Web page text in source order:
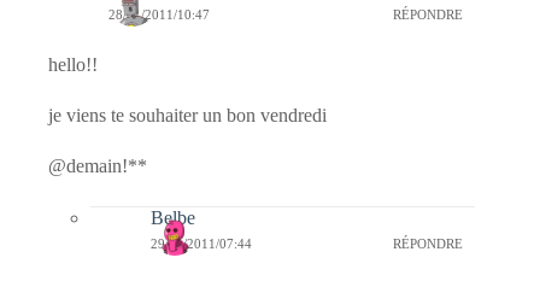
28/01/2011/10:47 RÉPONDRE
hello!!
je viens te souhaiter un bon vendredi
@demain!**
Belbe
29/01/2011/07:44 RÉPONDRE